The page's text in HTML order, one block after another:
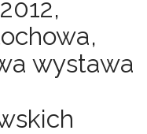
wystawa